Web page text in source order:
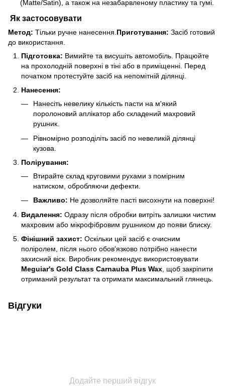
(Matte/Satin), а також на незабарвленому пластику та гумі.
Як застосовувати
Метод: Тільки ручне нанесення. Приготування: Засіб готовий
до використання.
Підготовка: Вимийте та висушіть автомобіль. Працюйте
на прохолодній поверхні в тіні або в приміщенні. Перед
початком протестуйте засіб на непомітній ділянці.
Нанесення:
Нанесіть невелику кількість пасти на м'який
поролоновий аплікатор або складений махровий
рушник.
Рівномірно розподіліть засіб по невеликій ділянці
кузова.
Полірування:
Втирайте склад круговими рухами з помірним
натиском, обробляючи дефекти.
Важливо: Не дозволяйте пасті висохнути на поверхні!
Видалення: Одразу після обробки витріть залишки чистим
махровим або мікрофібровим рушником до появи блиску.
Фінішний захист: Оскільки цей засіб є очисним
поліролем, після нього обов'язково потрібно нанести
захисний віск. Виробник рекомендує використовувати
Meguiar's Gold Class Carnauba Plus Wax , щоб закріпити
отриманий результат та отримати максимальний глянець.
Відгуки
Додайте перший відгук